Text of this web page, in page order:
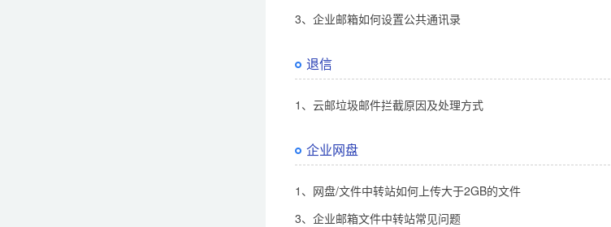
3、企业邮箱如何设置公共通讯录
退信
1、云邮垃圾邮件拦截原因及处理方式
企业网盘
1、网盘/文件中转站如何上传大于2GB的文件
3、企业邮箱文件中转站常见问题